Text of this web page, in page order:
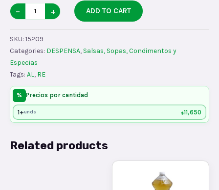
CD
ALBAHACA
BADIAx21G
quantity
− + ADD TO CART
SKU: 15209
Categories: DESPENSA, Salsas, Sopas, Condimentos y
Especias
Tags: AL, RE
% Precios por cantidad
1+unds $11,650
Related products